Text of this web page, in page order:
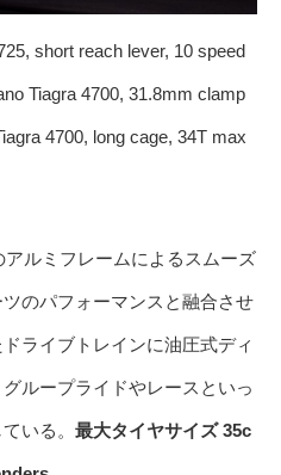
short reach lever, 10 speed
Tiagra 4700, 31.8mm clamp
4700, long cage, 34T max
ルミフレームによるスムーズ
のパフォーマンスと融合させ
ライブトレインに油圧式ディ
ループライドやレースといっ
いる。 最大タイヤサイズ 35c